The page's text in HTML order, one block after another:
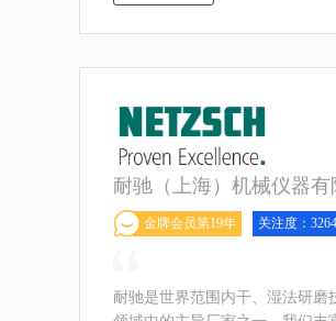
高新技术企业、国家知识产权示
业，临
耐驰（上海）机械仪器有
金牌会员第19年 关注度：
耐驰是世界范围内干、湿法研磨